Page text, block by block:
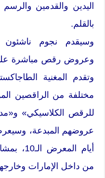
اليدين والقدمين
بالقلم.
وسيقدم نجوم
وعروض رقص مباشرة
وتقدم المغنية
مختلفة من الراقصين
للرقص الكلاسيكي»
أيام
من داخل الإمارات